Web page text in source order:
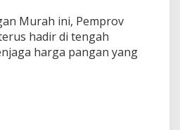
Murah ini, Pemprov
hadir di tengah
harga pangan yang